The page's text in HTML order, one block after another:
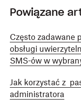
Powiązane
Często zadawane
obsługi
SMS-ów w
Jak korzystać z
administratora